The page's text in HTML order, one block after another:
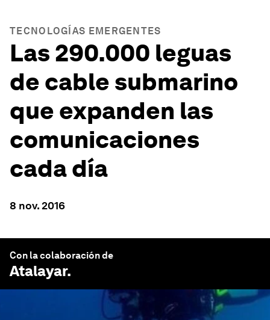
TECNOLOGÍAS EMERGENTES
Las 290.000 leguas
de cable submarino
que expanden las
comunicaciones
cada día
8 nov. 2016
Con la colaboración de
Atalayar.